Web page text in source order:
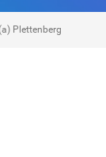
Plettenberg